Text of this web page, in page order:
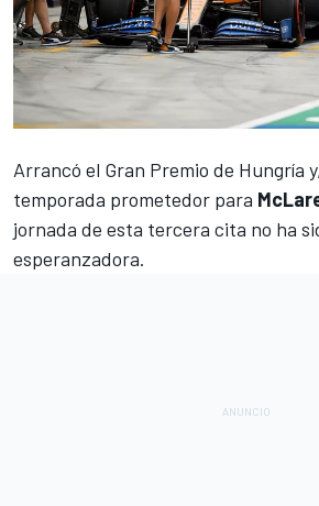
Arrancó el Gran Premio de Hungría
temporada prometedor para
jornada de esta tercera cita no ha
esperanzadora.